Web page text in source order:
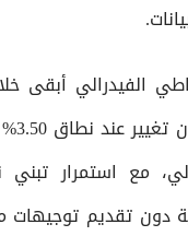
الفيدرالي أبقى
مع استمرار
دون تقديم